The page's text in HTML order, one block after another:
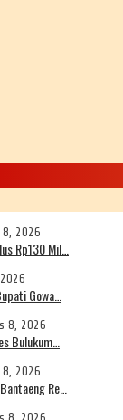
2026
Rp130 Mil…
Gowa…
8, 2026
Bulukum…
2026
Re…